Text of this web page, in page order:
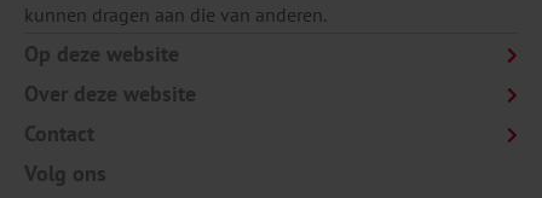
kunnen dragen aan die van anderen.
Op deze website
Over deze website
Contact
Volg ons